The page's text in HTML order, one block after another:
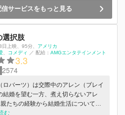
サービスをもっと見る
選択肢
日上映 95分
アメリカ
コメディ ／ 配給： AMGエンタテインメント
3.3
2574
ロバーツ）は交際中のアレン（ブレイ
結婚を望む一方、煮え切らないアレ
たちの経験から結婚生活について学
家顔合わせのディナーの席を設ける。
む